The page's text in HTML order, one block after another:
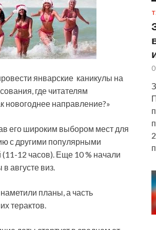
январские каникулы на
где читателям
новогоднее направление?»
его широким выбором мест для
с другими популярными
12 часов). Еще 10 % начали
августе виз.
планы, а часть
терактов.